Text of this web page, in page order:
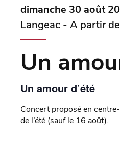
dimanche 30 août
Langeac - A partir
Un
Un amour d’été
Concert proposé en
de l’été (sauf le 16 août).